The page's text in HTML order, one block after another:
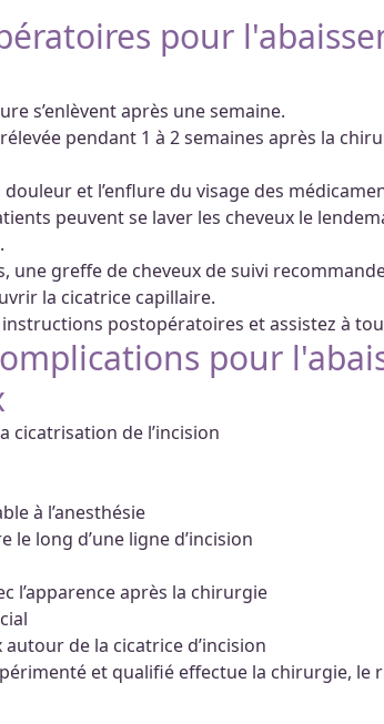
pour
s’enlèvent après une semaine.
pendant 1 à 2 semaines après la
et l’enflure du visage des
peuvent se laver les cheveux le
une greffe de cheveux de suivi
la cicatrice capillaire.
postopératoires et assistez à
pour
cicatrisation de l’incision
à l’anesthésie
le long d’une ligne d’incision
l’apparence après la chirurgie
autour de la cicatrice d’incision
et qualifié effectue la chirurgie, le